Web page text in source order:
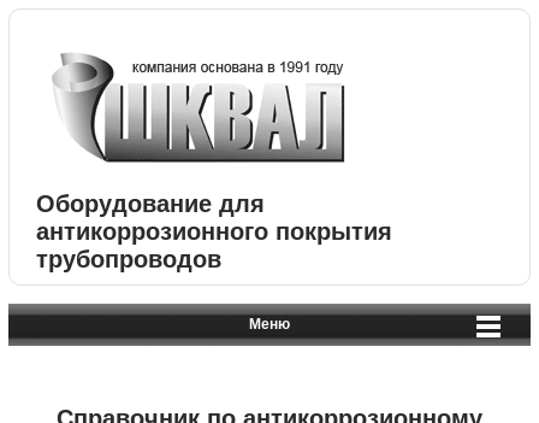
Оборудование для
антикоррозионного покрытия
трубопроводов
Меню